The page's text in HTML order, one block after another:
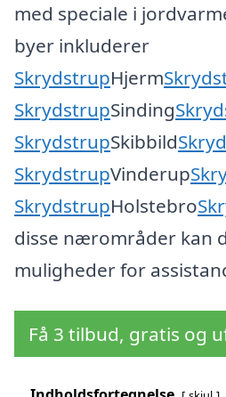
med speciale i
byer inkluderer
SkrydstrupHjerm
SkrydstrupSinding
SkrydstrupSkibbild
SkrydstrupVinderup
SkrydstrupHolstebro
disse nærområder kan
muligheder for
Få 3 tilbud, gratis og